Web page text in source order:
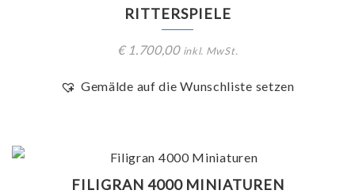
RITTERSPIELE
€1.700,00 inkl. MwSt.
Gemälde auf die Wunschliste setzen
FILIGRAN 4000 MINIATUREN